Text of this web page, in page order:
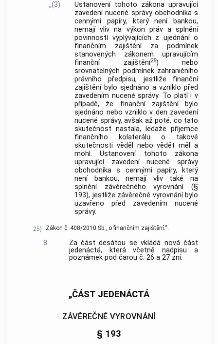
„(3)
Ustanovení tohoto zákona upravující
zavedení nucené správy obchodníka s
cennými papíry, který není bankou,
nemají vliv na výkon práv a splnění
povinností vyplývajících z ujednání o
finančním zajištění za podmínek
stanovených zákonem upravujícím
finanční zajištění25) nebo
srovnatelných podmínek zahraničního
právního předpisu, jestliže finanční
zajištění bylo sjednáno a vzniklo před
zavedením nucené správy. To platí i v
případě, že finanční zajištění bylo
sjednáno nebo vzniklo v den zavedení
nucené správy, avšak až poté, co tato
skutečnost nastala, ledaže příjemce
finančního kolaterálu o takové
skutečnosti věděl nebo vědět měl a
mohl. Ustanovení tohoto zákona
upravující zavedení nucené správy
obchodníka s cennými papíry, který
není bankou, nemají vliv také na
splnění závěrečného vyrovnání (§
193), jestliže závěrečné vyrovnání bylo
uzavřeno před zavedením nucené
správy.
25) Zákon č. 408/2010 Sb., o finančním zajištění.“.
8.
Za část desátou se vkládá nová část
jedenáctá, která včetně nadpisu a
poznámek pod čarou č. 26 a 27 zní:
„ČÁST JEDENÁCTÁ
ZÁVĚREČNÉ VYROVNÁNÍ
§ 193